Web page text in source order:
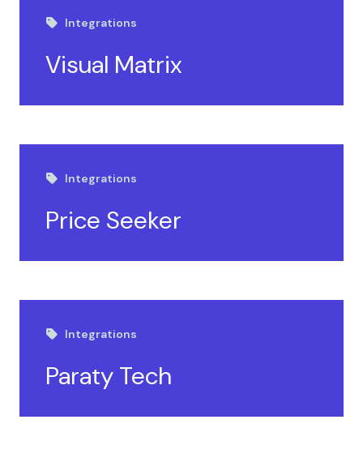
Integrations
Visual Matrix
Integrations
Price Seeker
Integrations
Paraty Tech